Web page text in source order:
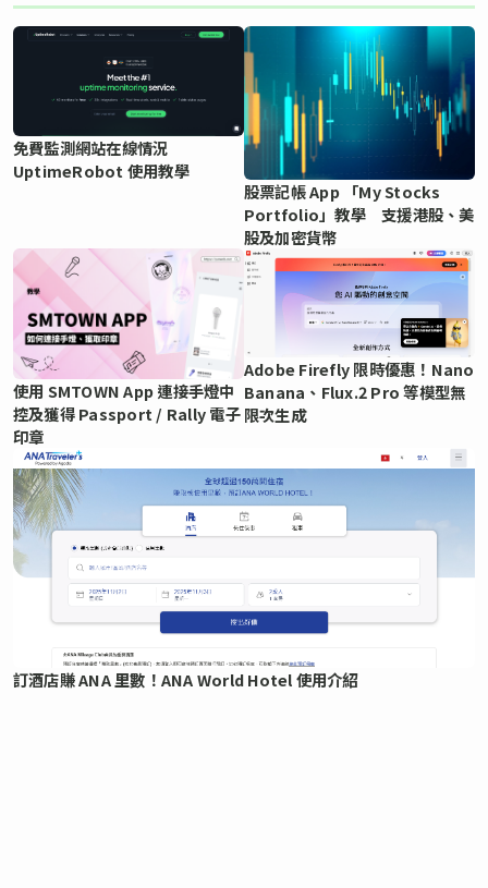
免費監測網站在線情況
UptimeRobot 使用教學
股票記帳 App 「My Stocks
Portfolio」教學 支援港股、美
股及加密貨幣
使用 SMTOWN App 連接手燈中
控及獲得 Passport / Rally 電子
印章
Adobe Firefly 限時優惠！Nano
Banana、Flux.2 Pro 等模型無
限次生成
訂酒店賺 ANA 里數！ANA World Hotel 使用介紹